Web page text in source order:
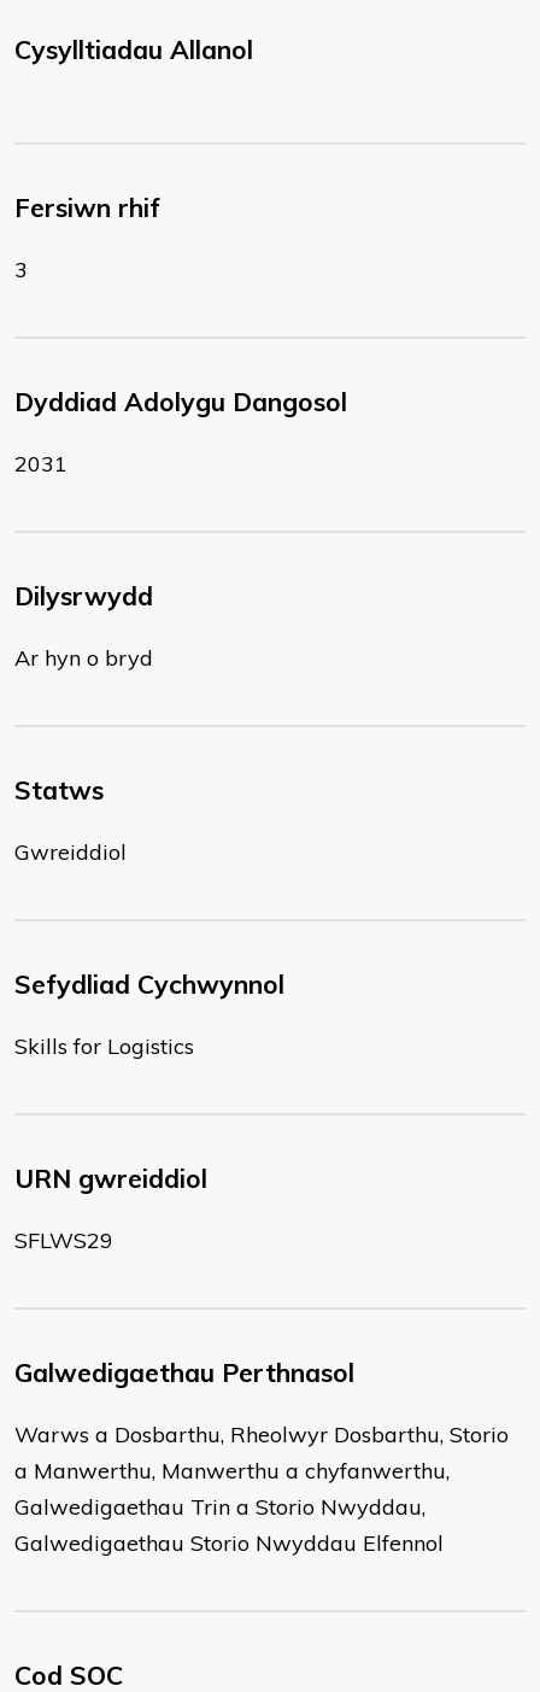
Cysylltiadau Allanol
Fersiwn rhif
3
Dyddiad Adolygu Dangosol
2031
Dilysrwydd
Ar hyn o bryd
Statws
Gwreiddiol
Sefydliad Cychwynnol
Skills for Logistics
URN gwreiddiol
SFLWS29
Galwedigaethau Perthnasol
Warws a Dosbarthu, Rheolwyr Dosbarthu, Storio
a Manwerthu, Manwerthu a chyfanwerthu,
Galwedigaethau Trin a Storio Nwyddau,
Galwedigaethau Storio Nwyddau Elfennol
Cod SOC